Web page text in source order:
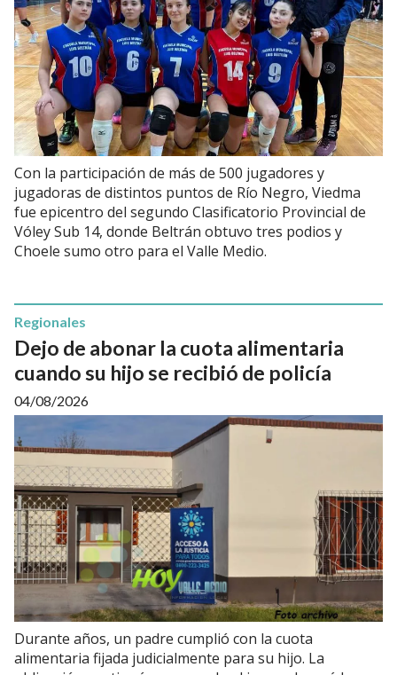
Con la participación de más de 500 jugadores y
jugadoras de distintos puntos de Río Negro, Viedma
fue epicentro del segundo Clasificatorio Provincial de
Vóley Sub 14, donde Beltrán obtuvo tres podios y
Choele sumo otro para el Valle Medio.
Dejo de abonar la cuota alimentaria
cuando su hijo se recibió de policía
Regionales
04/08/2026
Durante años, un padre cumplió con la cuota
alimentaria fijada judicialmente para su hijo. La